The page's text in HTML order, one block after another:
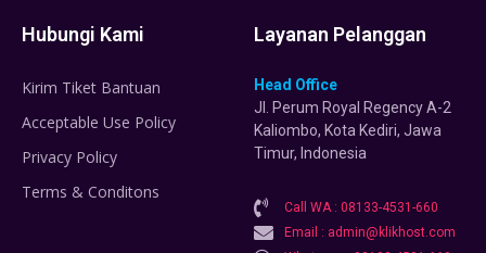
Hubungi Kami
Kirim Tiket Bantuan
Acceptable Use Policy
Privacy Policy
Terms & Conditons
Layanan Pelanggan
Head Office
Jl. Perum Royal Regency A-2
Kaliombo, Kota Kediri, Jawa
Timur, Indonesia
Call WA : 08133-4531-660
Email : admin@klikhost.com